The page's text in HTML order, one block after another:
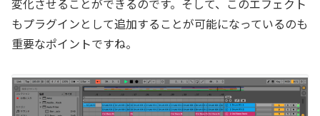
変化させることができるのです。そして、このエフェクト
もプラグインとして追加することが可能になっているのも
重要なポイントですね。